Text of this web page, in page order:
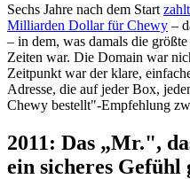
Sechs Jahre nach dem Start
Milliarden Dollar für Chewy –
– in dem, was damals die
Zeiten war. Die Domain war
Zeitpunkt war der klare,
Adresse, die auf jeder Box,
Chewy bestellt"-Empfehlung
2011: Das „Mr.",
ein sicheres Gefühl